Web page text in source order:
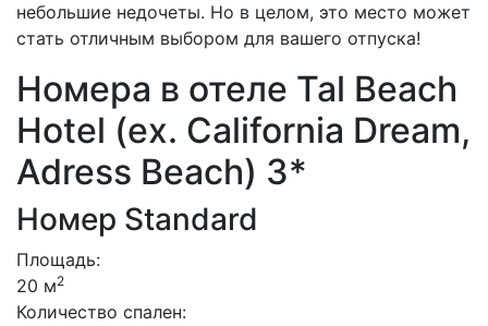
небольшие недочеты. Но в целом, это место может
стать отличным выбором для вашего отпуска!
Номера в отеле Tal Beach
Hotel (ex. California Dream,
Adress Beach) 3*
Номер Standard
Площадь:
20 м2
Количество спален: